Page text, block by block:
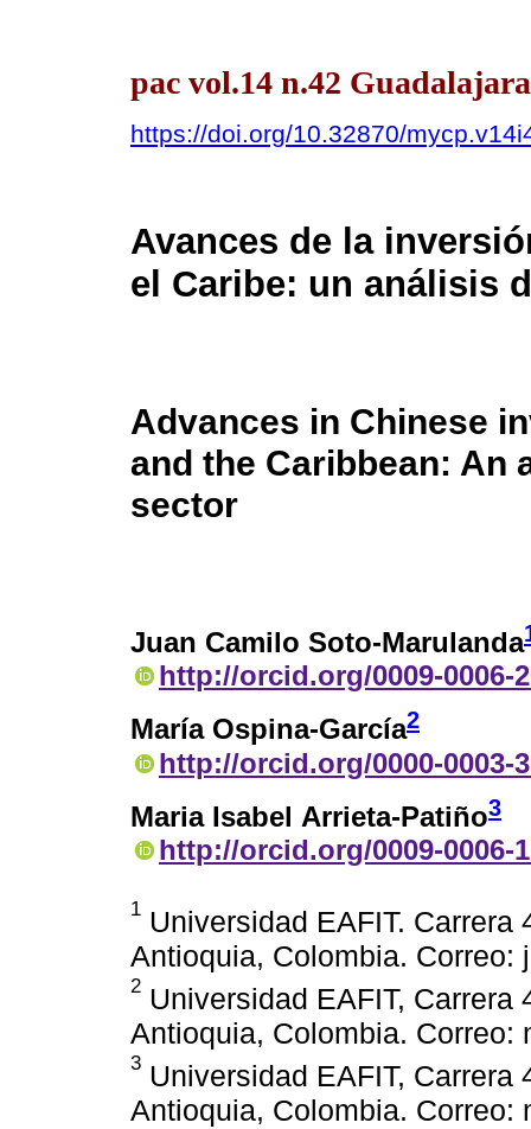
pac vol.14 n.42
https://doi.org/10.32870/
Avances de la
el Caribe: un análisis
Advances in Chinese
and the Caribbean: An
sector
Juan Camilo Soto-Marulanda
http://orcid.org/0009-0006-
María Ospina-García2
http://orcid.org/0000-0003-
Maria Isabel Arrieta-Patiño3
http://orcid.org/0009-0006-
1 Universidad EAFIT.
Antioquia, Colombia. Correo:
2 Universidad EAFIT,
Antioquia, Colombia. Correo:
3 Universidad EAFIT,
Antioquia, Colombia. Correo: